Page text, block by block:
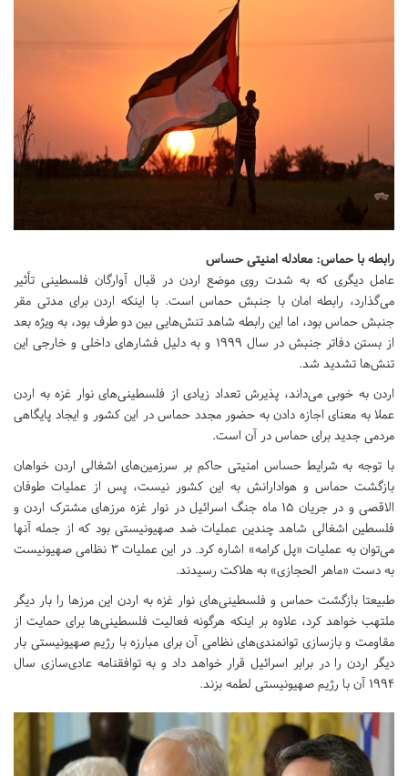
رابطه با حماس: معادله امنیتی حساس
عامل دیگری که به شدت روی موضع اردن در قبال آوارگان فلسطینی تأثیر
می‌گذارد، رابطه امان با جنبش حماس است. با اینکه اردن برای مدتی مقر
جنبش حماس بود، اما این رابطه شاهد تنش‌هایی بین دو طرف بود، به ویژه بعد
از بستن دفاتر جنبش در سال 1999 و به دلیل فشارهای داخلی و خارجی این
تنش‌ها تشدید شد.
اردن به خوبی‌ می‌داند، پذیرش تعداد زیادی از فلسطینی‌های نوار غزه به اردن
عملا به معنای اجازه دادن به حضور مجدد حماس در این کشور و ایجاد پایگاهی
مردمی جدید برای حماس در آن است.
با توجه به شرایط حساس امنیتی حاکم بر سرزمین‌های اشغالی اردن خواهان
بازگشت حماس و هوادارانش به این کشور نیست، پس از عملیات طوفان
الاقصی و در جریان 15 ماه جنگ اسرائیل در نوار غزه مرزهای مشترک اردن و
فلسطین اشغالی شاهد چندین عملیات‌ ضد صهیونیستی بود که از جمله آنها
می‌توان به عملیات «پل کرامه» اشاره کرد. در این عملیات 3 نظامی صهیونیست
به دست «ماهر الحجازی» به هلاکت رسیدند.
طبیعتا بازگشت حماس و فلسطینی‌های نوار غزه به اردن این مرزها را بار دیگر
ملتهب خواهد کرد، علاوه بر اینکه هرگونه فعالیت فلسطینی‌ها برای حمایت از
مقاومت و بازسازی توانمندی‌های نظامی آن برای مبارزه با رژیم صهیونیستی بار
دیگر اردن را در برابر اسرائیل قرار خواهد داد و به توافقنامه عادی‌سازی سال
1994 آن با رژیم صهیونیستی لطمه بزند.